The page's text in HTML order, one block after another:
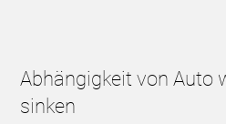
Abhängigkeit von Auto
sinken